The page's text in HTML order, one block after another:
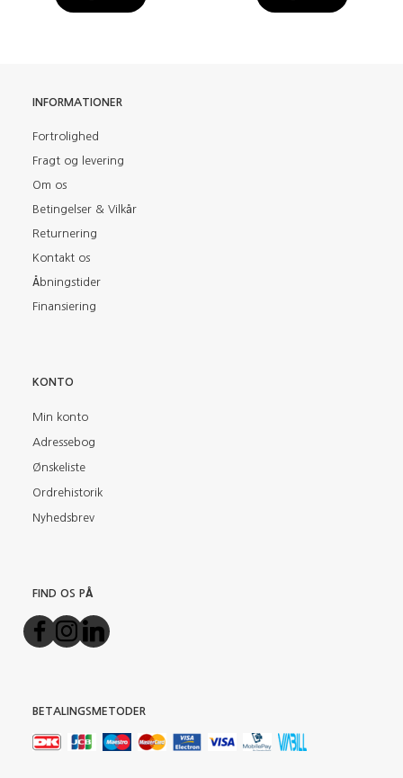
INFORMATIONER
Fortrolighed
Fragt og levering
Om os
Betingelser & Vilkår
Returnering
Kontakt os
Åbningstider
Finansiering
KONTO
Min konto
Adressebog
Ønskeliste
Ordrehistorik
Nyhedsbrev
FIND OS PÅ
BETALINGSMETODER